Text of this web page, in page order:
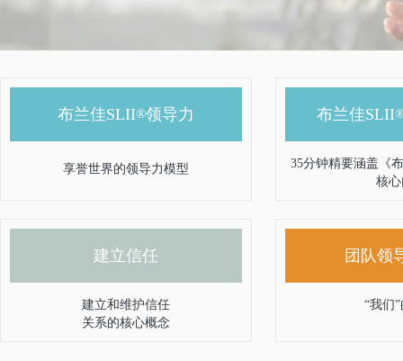
布兰佳SLII®领导力
享誉世界的领导力模型
布兰佳SLII
35分钟精要涵盖《
核
建立信任
建立和维护信任
关系的核心概念
团队领
“我们